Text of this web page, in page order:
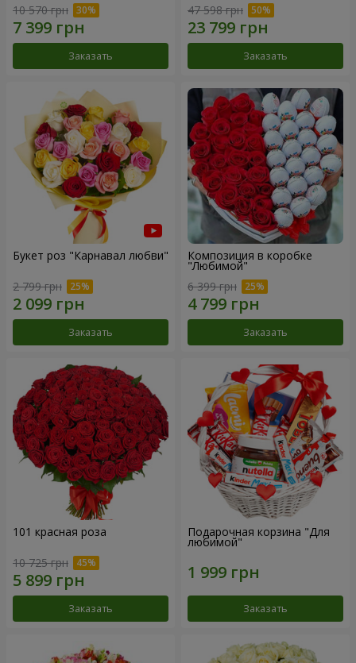
10 570 грн
Заказать
47 598 грн
Заказать
Букет роз "Карнавал любви"
2 799 грн
Заказать
Композиция в коробке
"Любимой"
6 399 грн
Заказать
101 красная роза
10 725 грн
Заказать
Подарочная корзина "Для
любимой"
Заказать